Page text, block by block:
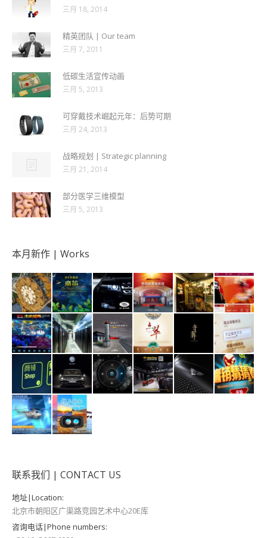
三月 18, 2014
精英团队 | Our team
三月 7, 2011
低碳生活宣传动画
三月 5, 2013
可穿戴技术崛起元年：后势可期
三月 24, 2013
战略规划 | Strategic planning
三月 21, 2014
部分医学三维模型
三月 5, 2013
本月新作 | Works
联系我们 | CONTACT US
地址|Location:
北京市朝阳区广渠路竞园艺术中心20E库
咨询电话|Phone numbers: